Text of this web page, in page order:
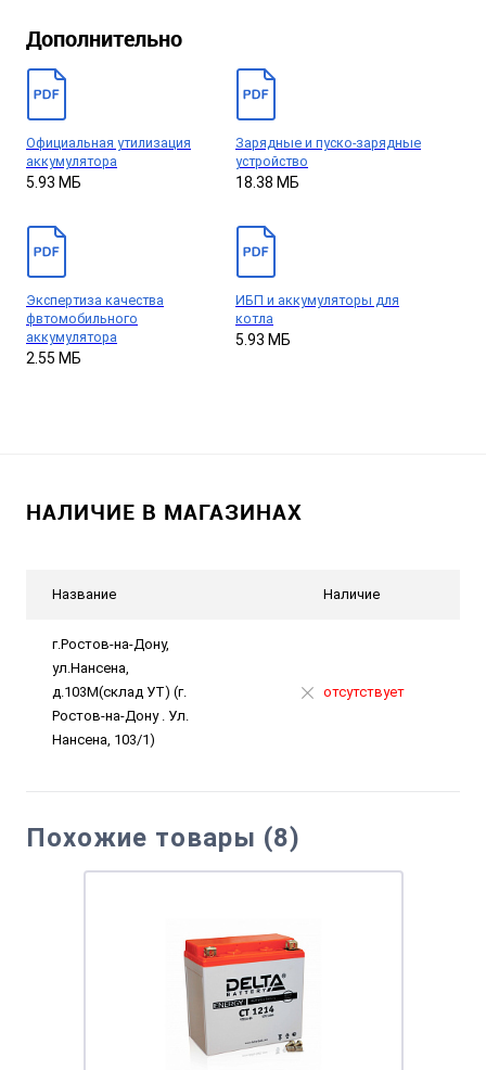
Дополнительно
Официальная утилизация
аккумулятора
5.93 МБ
Зарядные и пуско-зарядные
устройство
18.38 МБ
Экспертиза качества
фвтомобильного
аккумулятора
2.55 МБ
ИБП и аккумуляторы для
котла
5.93 МБ
НАЛИЧИЕ В МАГАЗИНАХ
Название Наличие
г.Ростов-на-Дону,
ул.Нансена,
д.103М(склад УТ) (г.
Ростов-на-Дону . Ул.
Нансена, 103/1)
отсутствует
Похожие товары (8)